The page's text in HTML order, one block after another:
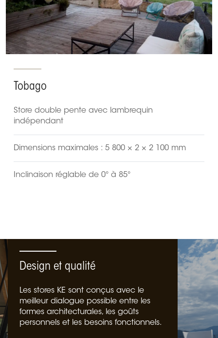
Tobago
Store double pente avec lambrequin
indépendant
Dimensions maximales : 5 800 × 2 × 2 100 mm
Inclinaison réglable de 0° à 85°
Design et qualité
Les stores KE sont conçus avec le
meilleur dialogue possible entre les
formes architecturales, les goûts
personnels et les besoins fonctionnels.